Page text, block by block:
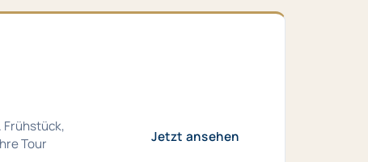
Frühstück,
Tour
Jetzt ansehen